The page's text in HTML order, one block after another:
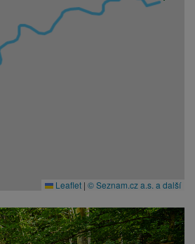
Leaflet | © Seznam.cz a.s. a další